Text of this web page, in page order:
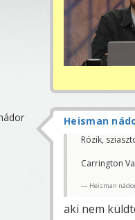
Heisman
Rózik,
Carrington
Heisman
aki nem